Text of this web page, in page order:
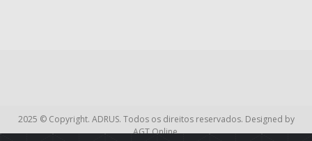
2025 © Copyright. ADRUS. Todos os direitos reservados. Designed by
AGT Online.